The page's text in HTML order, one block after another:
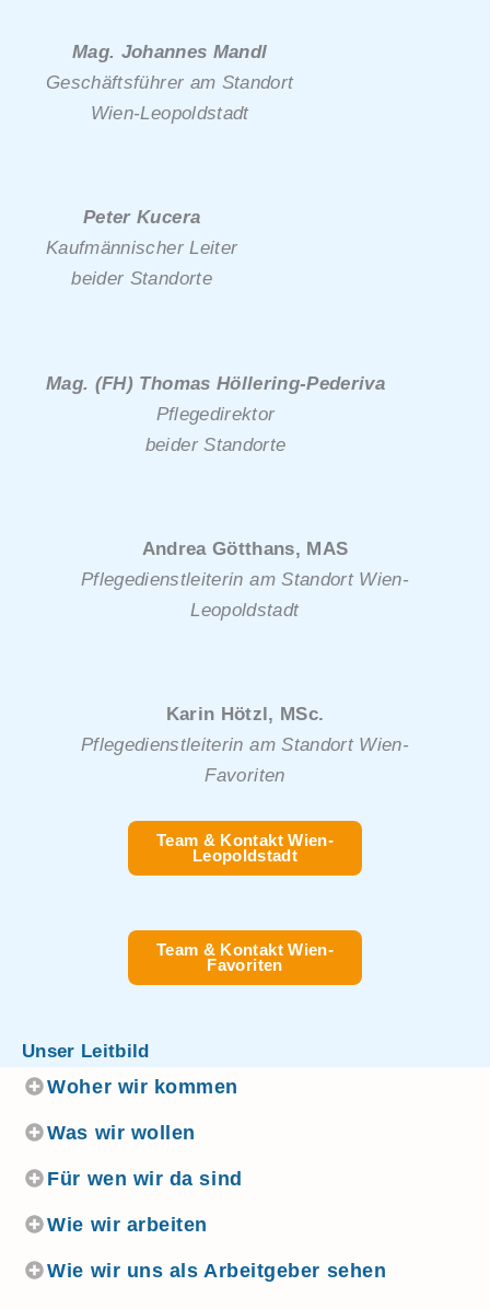
Mag. Johannes Mandl
Geschäftsführer am Standort
Wien-Leopoldstadt
Peter Kucera
Kaufmännischer Leiter
beider Standorte
Mag. (FH) Thomas Höllering-Pederiva
Pflegedirektor
beider Standorte
Andrea Götthans, MAS
Pflegedienstleiterin am Standort Wien-
Leopoldstadt
Karin Hötzl, MSc.
Pflegedienstleiterin am Standort Wien-
Favoriten
Team & Kontakt Wien-
Leopoldstadt
Team & Kontakt Wien-
Favoriten
Unser Leitbild
Woher wir kommen
Was wir wollen
Für wen wir da sind
Wie wir arbeiten
Wie wir uns als Arbeitgeber sehen